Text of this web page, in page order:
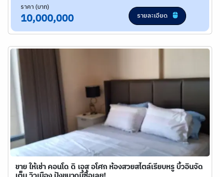
ราคา (บาท)
10,000,000 รายละเอียด
ขาย ให้เช่า คอนโด ดิ เอส อโศก ห้องสวยสไตล์เรียบหรู บิ้วอินจัด